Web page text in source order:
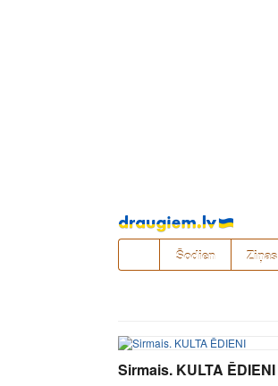
Pāriet
uz
saturu
Šodien Ziņas
Sirmais. KULTA ĒDIENI